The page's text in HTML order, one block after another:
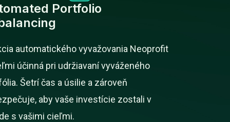
Portfolio
automatického vyvažovania Neoprofit
účinná pri udržiavaní vyváženého
Šetrí čas a úsilie a zároveň
aby vaše investície zostali v
s vašimi cieľmi.